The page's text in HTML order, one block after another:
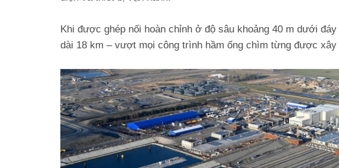
Khi được ghép nối hoàn chỉnh ở độ sâu khoảng 40 m dưới
dài 18 km – vượt mọi công trình hầm ống chìm từng được